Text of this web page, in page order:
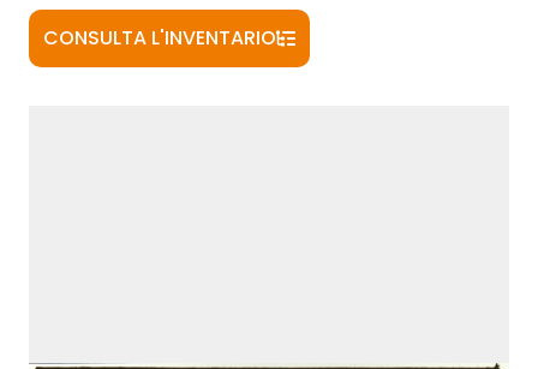
CONSULTA L'INVENTARIO